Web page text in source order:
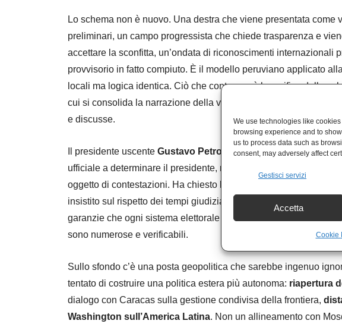
We use technologies like
browsing experience and to
us to process data such as
consent, may adversely affect
Gestisci servizi
Accetta
Cookie
Lo schema non è nuovo. Una destra che viene presentata come
preliminari, un campo progressista che chiede trasparenza e
accettare la sconfitta, un’ondata di riconoscimenti internazionali
provvisorio in fatto compiuto. È il modello peruviano applicato
locali ma logica identica. Ciò che conta non è la verifica della
cui si consolida la narrazione della vittoria, prima che eventuali
e discusse.
Il presidente uscente Gustavo Petro
ha scelto di rispondere con
ufficiale a determinare il presidente, non il conteggio preliminare
oggetto di contestazioni. Ha chiesto l’impugnazione delle sezioni
insistito sul rispetto dei tempi giudiziari. Non è ostruzionismo: è
garanzie che ogni sistema elettorale prevede quando il margine
sono numerose e verificabili.
Sullo sfondo c’è una posta geopolitica che sarebbe ingenuo
tentato di costruire una politica estera più autonoma: riapertura
dialogo con Caracas sulla gestione condivisa della frontiera,
Washington sull’America Latina. Non un allineamento con